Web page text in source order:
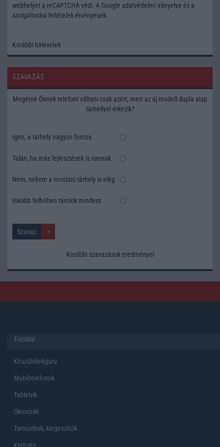
webhelyet a reCAPTCHA védi. A Google adatvédelmi irányelve és a
szolgáltatási feltételek érvényesek.
Korábbi hírlevelek
SZAVAZÁS
Megérné Önnek telefont váltani csak azért, mert az új modell dupla alap
tárhellyel érkezik?
Igen, a tárhely nagyon fontos
Talán, ha más fejlesztések is vannak
Nem, nekem a mostani tárhely is elég
Inkább felhőben tárolok mindent
Korábbi szavazások eredményei
Főoldal
Készülékekguru
Mobiltelefonok
Tabletek
Okosórák
Tartozékok, kiegeszítők
Keresés